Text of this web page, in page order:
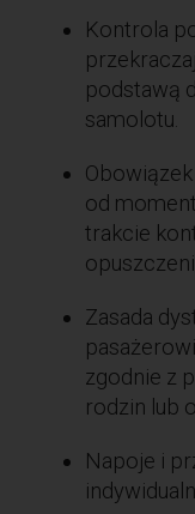
Kontrola
podstawą
samolotu.
od
trakcie
Zasada
zgodnie z
rodzin lub
Napoje i